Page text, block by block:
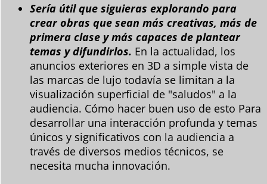
Sería útil que siguieras explorando para
crear obras que sean más creativas, más de
primera clase y más capaces de plantear
temas y difundirlos. En la actualidad, los
anuncios exteriores en 3D a simple vista de
las marcas de lujo todavía se limitan a la
visualización superficial de "saludos" a la
audiencia. Cómo hacer buen uso de esto Para
desarrollar una interacción profunda y temas
únicos y significativos con la audiencia a
través de diversos medios técnicos, se
necesita mucha innovación.